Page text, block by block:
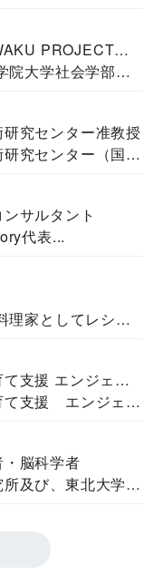
PROJECT
士・社会福祉士
院大学社会学部福
究センター准教授
究センター（国際
サルタント
代表...
家としてレシピ
支援 エンジェル
て支援 エンジェル
脳科学者
及び、東北大学大